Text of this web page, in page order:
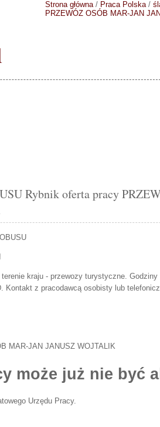
Strona główna/ Praca Polska/
PRZEWÓZ OSÓB MAR-JAN
Rybnik oferta pracy
terenie kraju - przewozy turystyczne.
Kontakt z pracodawcą osobisty lub
MAR-JAN JANUSZ WOJTALIK
może już nie być
Urzędu Pracy.